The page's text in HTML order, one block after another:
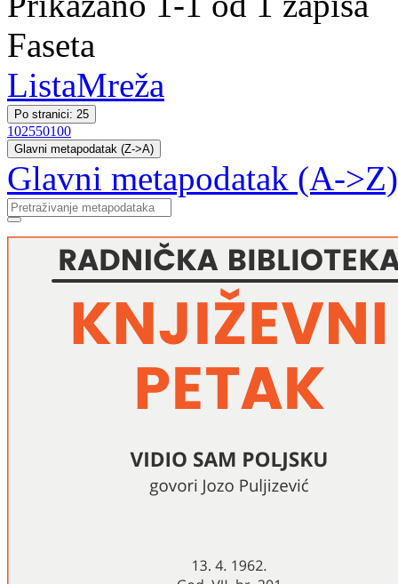
Faseta
ListaMreža
Po stranici: 25
102550100
Glavni metapodatak (Z->A)
Glavni metapodatak (A->Z)